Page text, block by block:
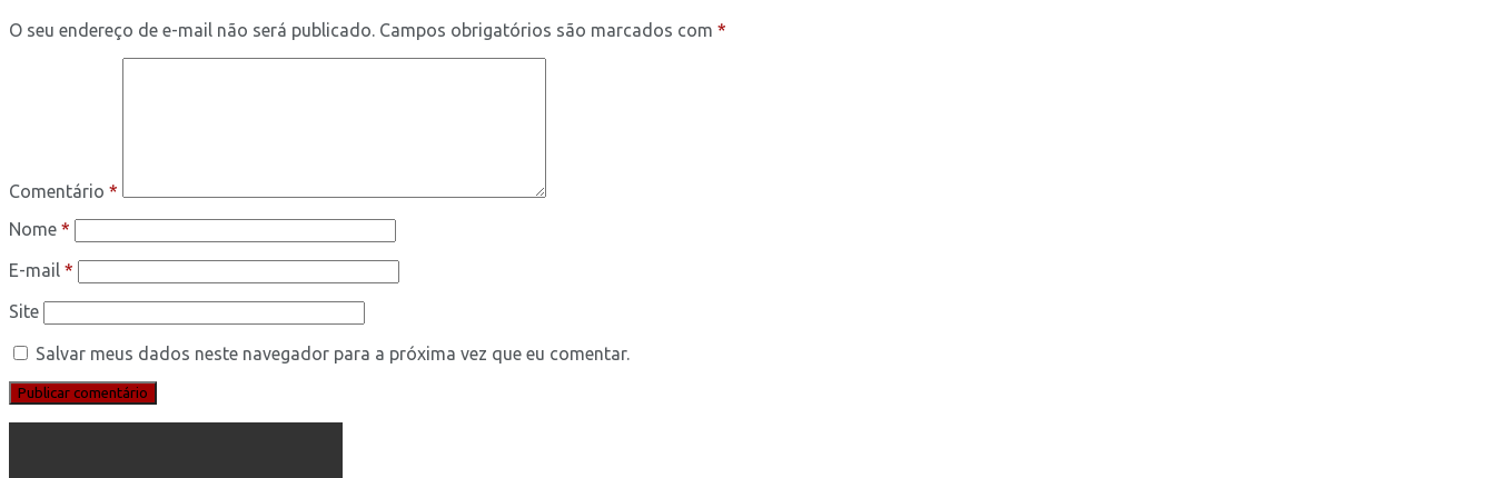
O seu endereço de e-mail não será publicado. Campos obrigatórios são marcados com *
Comentário *
Nome *
E-mail *
Site
Salvar meus dados neste navegador para a próxima vez que eu comentar.